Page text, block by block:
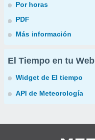
Por horas
PDF
Más información
El Tiempo en tu Web
Widget de El tiempo
API de Meteorología